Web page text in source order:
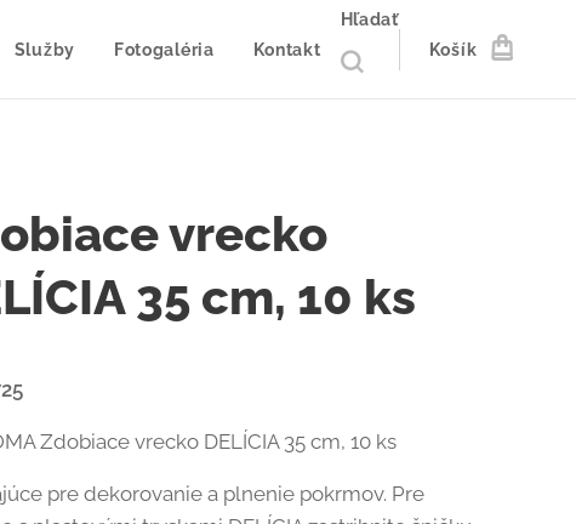
Služby Fotogaléria Kontakt
Hľadať
Košík
vrecko
35 cm, 10 ks
Zdobiace vrecko DELÍCIA 35 cm, 10 ks
pre dekorovanie a plnenie pokrmov. Pre